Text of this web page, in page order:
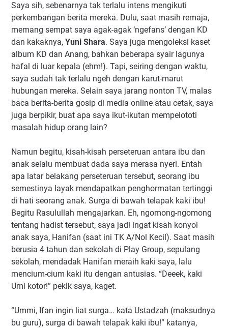
Saya sih, sebenarnya tak terlalu intens mengikuti
perkembangan berita mereka. Dulu, saat masih remaja,
memang sempat saya agak-agak ‘ngefans’ dengan KD
dan kakaknya, Yuni Shara. Saya juga mengoleksi kaset
album KD dan Anang, bahkan beberapa syair lagunya
hafal di luar kepala (ehm!). Tapi, seiring dengan waktu,
saya sudah tak terlalu ngeh dengan karut-marut
hubungan mereka. Selain saya jarang nonton TV, malas
baca berita-berita gosip di media online atau cetak, saya
juga berpikir, buat apa saya ikut-ikutan mempelototi
masalah hidup orang lain?
Namun begitu, kisah-kisah perseteruan antara ibu dan
anak selalu membuat dada saya merasa nyeri. Entah
apa latar belakang perseteruan tersebut, seorang ibu
semestinya layak mendapatkan penghormatan tertinggi
di hati seorang anak. Surga di bawah telapak kaki ibu!
Begitu Rasulullah mengajarkan. Eh, ngomong-ngomong
tentang hadist tersebut, saya jadi ingat kisah konyol
anak saya, Hanifan (saat ini TK A/Nol Kecil). Saat masih
berusia 4 tahun dan sekolah di Play Group, sepulang
sekolah, mendadak Hanifan meraih kaki saya, lalu
mencium-cium kaki itu dengan antusias. “Deeek, kaki
Umi kotor!” pekik saya, kaget.
“Ummi, Ifan ingin liat surga… kata Ustadzah (maksudnya
bu guru), surga di bawah telapak kaki ibu!” katanya,